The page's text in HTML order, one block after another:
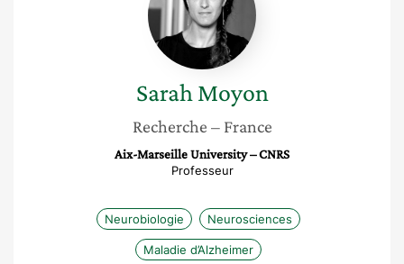
Sarah Moyon
Recherche – France
Aix-Marseille University – CNRS
Professeur
Neurobiologie Neurosciences
Maladie d’Alzheimer